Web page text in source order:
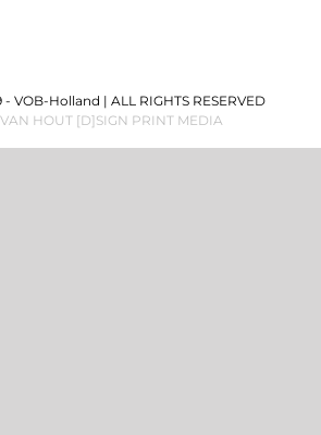
- VOB-Holland | ALL RIGHTS RESERVED
VAN HOUT [D]SIGN PRINT MEDIA